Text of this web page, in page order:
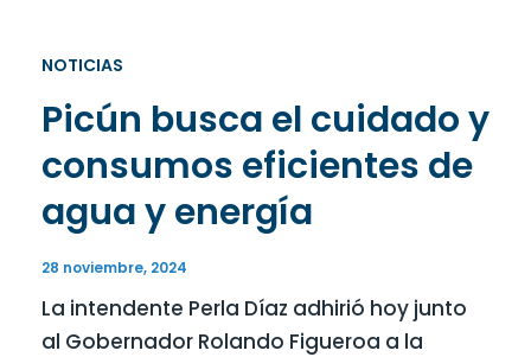
NOTICIAS
Picún busca el cuidado y
consumos eficientes de
agua y energía
28 noviembre, 2024
La intendente Perla Díaz adhirió hoy junto
al Gobernador Rolando Figueroa a la